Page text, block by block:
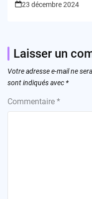
23 décembre 2024
Laisser un
Votre adresse e-mail ne
sont indiqués avec *
Commentaire *